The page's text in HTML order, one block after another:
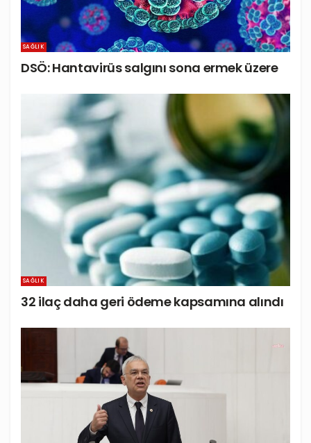
SAĞLIK
DSÖ: Hantavirüs salgını sona ermek üzere
SAĞLIK
32 ilaç daha geri ödeme kapsamına alındı